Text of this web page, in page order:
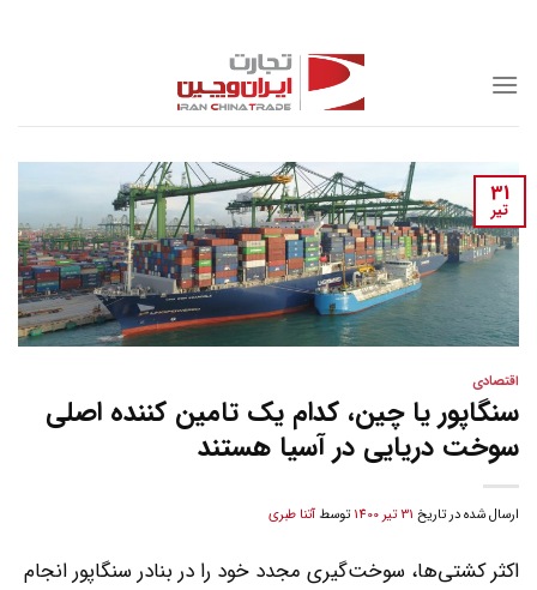
content
31
تیر
اقتصادی
سنگاپور یا چین، کدام یک تامین کننده اصلی
سوخت دریایی در آسیا هستند
ارسال شده در تاریخ 31 تیر 1400 توسط آتنا طبری
اکثر کشتی‌ها، سوخت‌گیری مجدد خود را در بنادر سنگاپور انجام